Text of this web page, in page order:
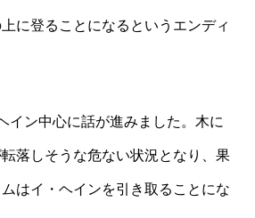
に登ることになるというエンディ
イン中心に話が進みました。木に
落しそうな危ない状況となり、果
はイ・ヘインを引き取ることにな